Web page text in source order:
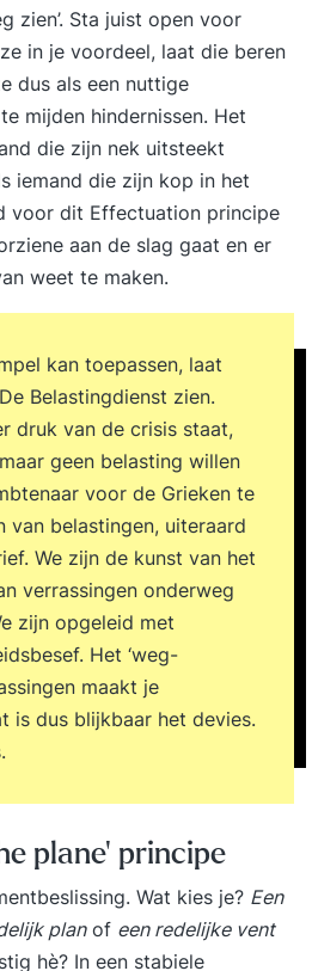
zien’. Sta juist open voor
in je voordeel, laat die beren
dus als een nuttige
mijden hindernissen. Het
die zijn nek uitsteekt
iemand die zijn kop in het
voor dit Effectuation principe
aan de slag gaat en er
weet te maken.
kan toepassen, laat
Belastingdienst zien.
druk van de crisis staat,
geen belasting willen
voor de Grieken te
van belastingen, uiteraard
We zijn de kunst van het
verrassingen onderweg
zijn opgeleid met
Het ‘weg-
maakt je
is dus blijkbaar het devies.
plane' principe
Wat kies je? Een
planof een redelijke vent
hè? In een stabiele